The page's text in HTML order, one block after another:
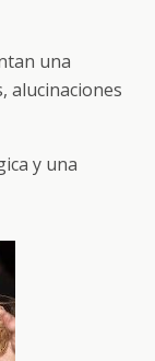
una
alucinaciones
y una